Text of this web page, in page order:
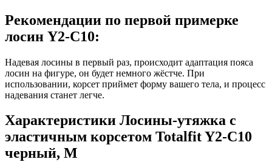
Рекомендации по первой примерке
лосин Y2-C10:
Надевая лосины в первый раз, происходит адаптация пояса
лосин на фигуре, он будет немного жёстче. При
использовании, корсет приймет форму вашего тела, и процесс
надевания станет легче.
Характеристики Лосины-утяжка с
эластичным корсетом Totalfit Y2-C10
черный, M